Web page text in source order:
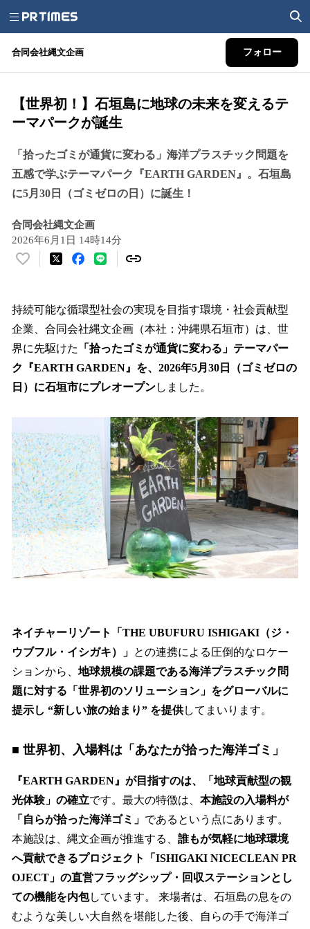
合同会社縄文企画 フォロー
【世界初！】石垣島に地球の未来を変えるテ
ーマパークが誕生
「拾ったゴミが通貨に変わる」海洋プラスチック問題を
五感で学ぶテーマパーク『EARTH GARDEN』。石垣島
に5月30日（ゴミゼロの日）に誕生！
合同会社縄文企画
2026年6月1日 14時14分
い
！
数
を
読
み
込
み
す
持続可能な循環型社会の実現を目指す環境・社会貢献型
企業、合同会社縄文企画（本社：沖縄県石垣市）は、世
界に先駆けた
「拾ったゴミが通貨に変わる」テーマパー
ク『EARTH GARDEN』を、2026年5月30日（ゴミゼロの
日）に石垣市にプレオープンしました。
ネイチャーリゾート「THE UBUFURU ISHIGAKI（ジ・
ウブフル・イシガキ）」 との連携による圧倒的なロケー
ションから、 地球規模の課題である海洋プラスチック問
題に対する「世界初のソリューション」をグローバルに
提示し “新しい旅の始まり” を提供してまいります。
■ 世界初、入場料は「あなたが拾った海洋ゴミ」
『EARTH GARDEN』が目指すのは、「地球貢献型の観
光体験」の確立です。最大の特徴は、 本施設の入場料が
「自らが拾った海洋ゴミ」 であるという点にあります。
本施設は、縄文企画が推進する、 誰もが気軽に地球環境
へ貢献できるプロジェクト「ISHIGAKI NICECLEAN PR
OJECT」の直営フラッグシップ・回収ステーションとし
ての機能を内包しています。 来場者は、石垣島の息をの
むような美しい大自然を堪能した後、自らの手で海洋ゴ